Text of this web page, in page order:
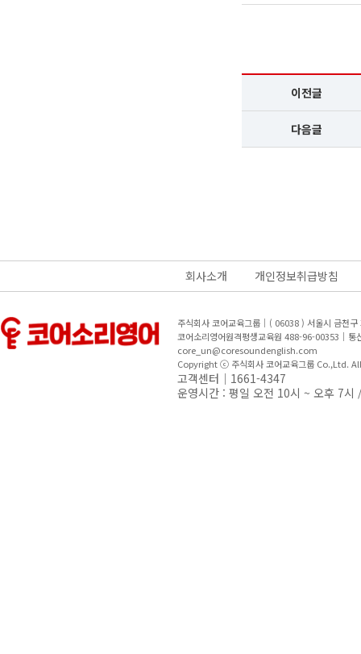
이전글
다음글
회사소개 개인정보취급방침
주식회사 코어교육그룹｜( 06038 ) 서울시 금천
코어소리영어원격평생교육원 488-96-00353｜
core_un@coresoundenglish.com
Copyright ⓒ 주식회사 코어교육그룹 Co.,Ltd.
고객센터｜1661-4347
운영시간 : 평일 오전 10시 ~ 오후 7